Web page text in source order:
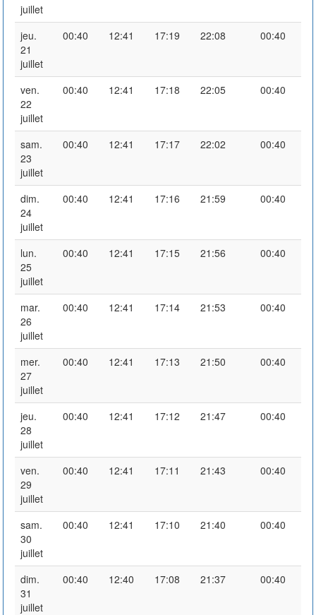
juillet
jeu.
21
juillet
00:40 12:41 17:19 22:08 00:40
ven.
22
juillet
00:40 12:41 17:18 22:05 00:40
sam.
23
juillet
00:40 12:41 17:17 22:02 00:40
dim.
24
juillet
00:40 12:41 17:16 21:59 00:40
lun.
25
juillet
00:40 12:41 17:15 21:56 00:40
mar.
26
juillet
00:40 12:41 17:14 21:53 00:40
mer.
27
juillet
00:40 12:41 17:13 21:50 00:40
jeu.
28
juillet
00:40 12:41 17:12 21:47 00:40
ven.
29
juillet
00:40 12:41 17:11 21:43 00:40
sam.
30
juillet
00:40 12:41 17:10 21:40 00:40
dim.
31
juillet
00:40 12:40 17:08 21:37 00:40